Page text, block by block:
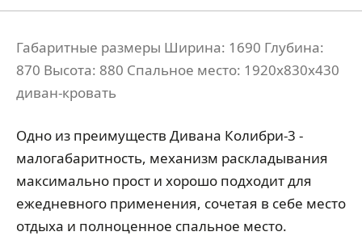
Габаритные размеры Ширина: 1690 Глубина:
870 Высота: 880 Спальное место: 1920х830х430
диван-кровать
Одно из преимуществ Дивана Колибри-3 -
малогабаритность, механизм раскладывания
максимально прост и хорошо подходит для
ежедневного применения, сочетая в себе место
отдыха и полноценное спальное место.